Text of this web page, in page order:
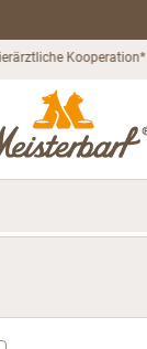
Nachhaltiger Versand***